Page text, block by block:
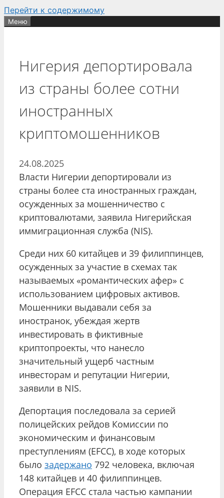
Перейти к содержимому
Меню
Нигерия депортировала
из страны более сотни
иностранных
криптомошенников
24.08.2025
Власти Нигерии депортировали из
страны более ста иностранных граждан,
осужденных за мошенничество с
криптовалютами, заявила Нигерийская
иммиграционная служба (NIS).
Среди них 60 китайцев и 39 филиппинцев,
осужденных за участие в схемах так
называемых «романтических афер» с
использованием цифровых активов.
Мошенники выдавали себя за
иностранок, убеждая жертв
инвестировать в фиктивные
криптопроекты, что нанесло
значительный ущерб частным
инвесторам и репутации Нигерии,
заявили в NIS.
Депортация последовала за серией
полицейских рейдов Комиссии по
экономическим и финансовым
преступлениям (EFCC), в ходе которых
было задержано 792 человека, включая
148 китайцев и 40 филиппинцев.
Операция EFCC стала частью кампании